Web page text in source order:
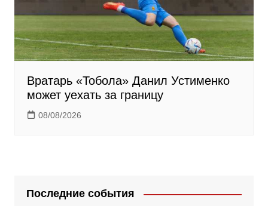
Вратарь «Тобола» Данил Устименко
может уехать за границу
08/08/2026
Последние события